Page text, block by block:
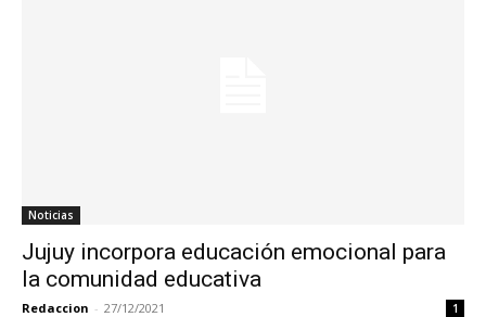
Noticias
Jujuy incorpora educación emocional para
la comunidad educativa
Redaccion - 27/12/2021 1